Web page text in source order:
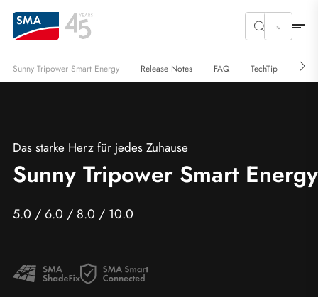
Sunny Tripower Smart Energy Release Notes FAQ TechTip
Das starke Herz für jedes Zuhause
Sunny Tripower Smart Energy
5.0 / 6.0 / 8.0 / 10.0